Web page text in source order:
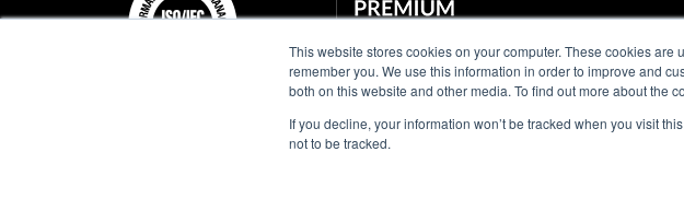
This website stores cookies on your computer. These cookies
remember you. We use this information in order to improve and
both on this website and other media. To find out more about the
If you decline, your information won’t be tracked when you visit
not to be tracked.